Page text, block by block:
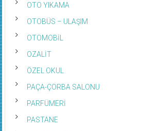
OTO YIKAMA
OTOBÜS – ULAŞIM
OTOMOBİL
OZALİT
ÖZEL OKUL
PAÇA-ÇORBA SALONU
PARFÜMERİ
PASTANE